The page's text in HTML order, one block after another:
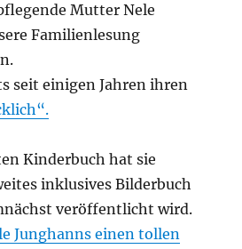
Mutter Nele
Familienlesung
seit einigen Jahren ihren
Kinderbuch hat sie
inklusives Bilderbuch
veröffentlicht wird.
Junghanns einen tollen